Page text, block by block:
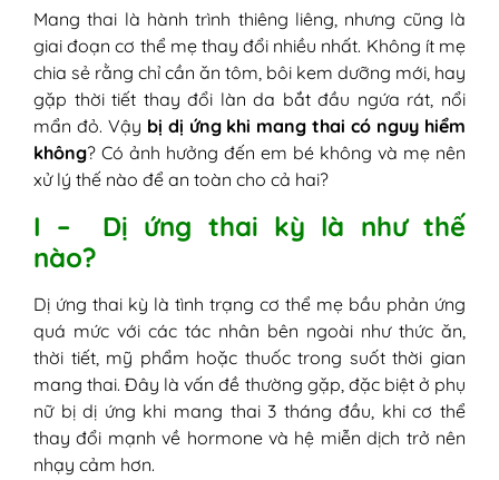
hàng đầu
2. Hệ miễn dịch bị điều chỉnh để bảo
vệ thai nhi
3. Da và niêm mạc nhạy cảm hơn
bình thường
4. Ảnh hưởng từ tâm lý và môi trường
sống
thường gặp
2. Viêm mũi dị ứng khi mang thai
3. Viêm da dị ứng khi mang thai
4. Mang thai bị dị ứng thức ăn
5. Dị ứng với thuốc khi có bầu
6. Dị ứng do thời tiết, môi trường
7. Biểu hiện toàn thân - khi cần đi
khám ngay
Mang thai là hành trình thiêng liêng, nhưng cũng là
giai đoạn cơ thể mẹ thay đổi nhiều nhất. Không ít mẹ
chia sẻ rằng chỉ cần ăn tôm, bôi kem dưỡng mới, hay
gặp thời tiết thay đổi làn da bắt đầu ngứa rát, nổi
mẩn đỏ. Vậy bị dị ứng khi mang thai có nguy hiểm
không? Có ảnh hưởng đến em bé không và mẹ nên
xử lý thế nào để an toàn cho cả hai?
I – Dị ứng thai kỳ là như thế
nào?
Dị ứng thai kỳ là tình trạng cơ thể mẹ bầu phản ứng
quá mức với các tác nhân bên ngoài như thức ăn,
thời tiết, mỹ phẩm hoặc thuốc trong suốt thời gian
mang thai. Đây là vấn đề thường gặp, đặc biệt ở phụ
nữ bị dị ứng khi mang thai 3 tháng đầu, khi cơ thể
thay đổi mạnh về hormone và hệ miễn dịch trở nên
nhạy cảm hơn.